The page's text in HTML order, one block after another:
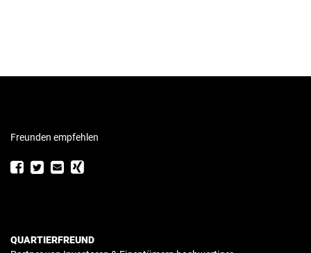
Freunden empfehlen
QUARTIERFREUND